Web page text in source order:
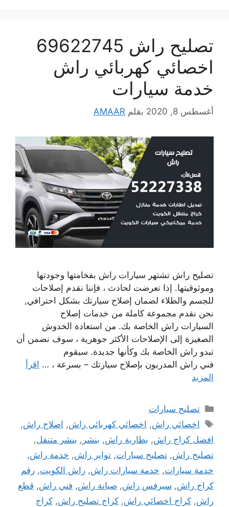
تصليح راش 69622745
اخصائي كهربائي راش
خدمة سيارات
أغسطس 8, 2020 بقلم AMAAR
تصليح راش تشتهر سيارات راش بفخامتها وجودتها
وموثوقيتها. إذا تعرضت لحادث ، فإننا نقدم إصلاحات
للجسم والطلاء لضمان إصلاح سيارتك بشكل احترافي,
نحن نقدم مجموعة كاملة من خدمات إصلاح
السيارات راش الخاصة بك. من استعادة الخدوش
الصغيرة إلى الإصلاحات الأكثر جوهرية ، سوف نضمن أن
تبدو راش الخاصة بك وكأنها جديدة. سيقوم
فني راش المدربون بإصلاح سيارتك – بسرعة ، … اقرأ
المزيد
التصنيفات
تصليح سيارات
الوسوم
اخصائي راش, اخصائي كهربائي راش, اصلاح راش,
افضل كراج راش, بطارية راش, بنشر , بنشر متنقل,
تصليح راش, تصليح سيارات, تواير راش, خدمة راش,
خدمة سيارات, خدمة سيارات راش, راش الكويت, رقم
كراج راش, سيرفس راش, صيانة راش, فني راش, قطع
راش, كراج اخصائي راش, كراج تصليح راش, كراج